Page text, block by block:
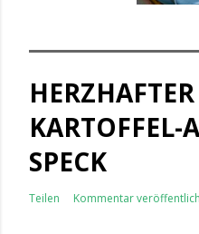
KARTOFFEL-
SPECK
Teilen Kommentar